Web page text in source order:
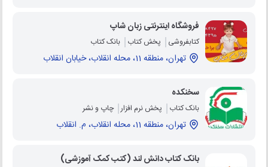
فروشگاه اینترنتی زبان شاپ
کتابفروشی پخش کتاب بانک کتاب
تهران، منطقه 11، محله انقلاب، خیابان انقلاب
سخنکده
بانک کتاب پخش نرم افزار چاپ و نشر
تهران، منطقه 11، محله انقلاب، م. انقلاب
بانک کتاب دانش لند (کتب کمک آموزشی)